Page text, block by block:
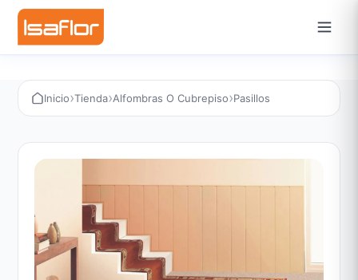
Inicio›Tienda›Alfombras O Cubrepiso›Pasillos